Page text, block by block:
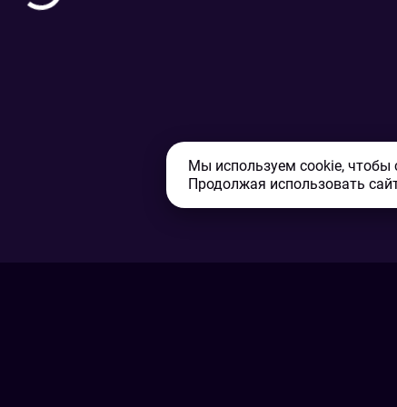
Мы используем cookie, чтобы
Продолжая использовать